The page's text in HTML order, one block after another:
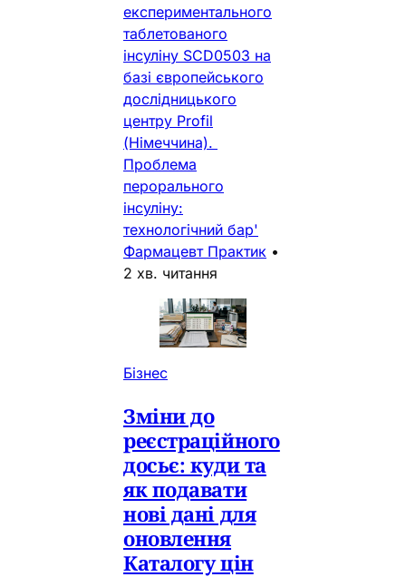
експериментального
таблетованого
інсуліну SCD0503 на
базі європейського
дослідницького
центру Profil
(Німеччина).
Проблема
перорального
інсуліну:
технологічний бар'
Фармацевт Практик •
2 хв. читання
Бізнес
Зміни до
реєстраційного
досьє: куди та
як подавати
нові дані для
оновлення
Каталогу цін